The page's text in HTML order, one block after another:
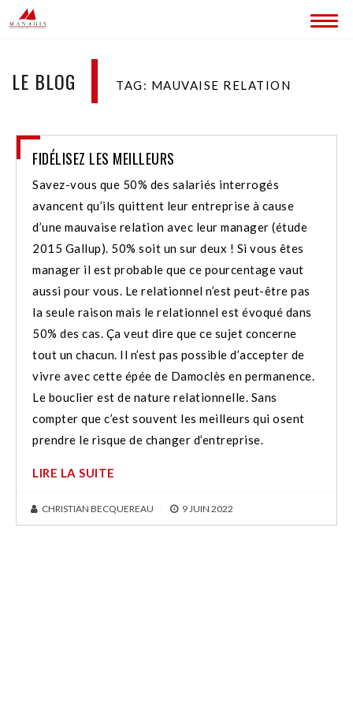
LES SITES MANAGIS
CONTACT
LE BLOG TAG: MAUVAISE RELATION
FIDÉLISEZ LES MEILLEURS
Savez-vous que 50% des salariés interrogés
avancent qu’ils quittent leur entreprise à cause
d’une mauvaise relation avec leur manager (étude
2015 Gallup). 50% soit un sur deux ! Si vous êtes
manager il est probable que ce pourcentage vaut
aussi pour vous. Le relationnel n’est peut-être pas
la seule raison mais le relationnel est évoqué dans
50% des cas. Ça veut dire que ce sujet concerne
tout un chacun. Il n’est pas possible d’accepter de
vivre avec cette épée de Damoclès en permanence.
Le bouclier est de nature relationnelle. Sans
compter que c’est souvent les meilleurs qui osent
prendre le risque de changer d’entreprise.
LIRE LA SUITE
CHRISTIAN BECQUEREAU 9 JUIN 2022